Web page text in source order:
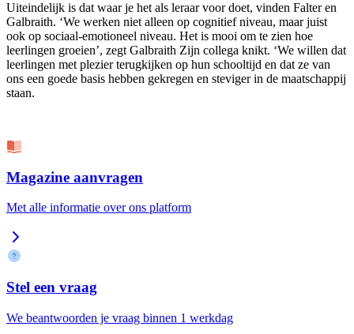
Uiteindelijk is dat waar je het als leraar voor doet, vinden Falter en
Galbraith. ‘We werken niet alleen op cognitief niveau, maar juist
ook op sociaal-emotioneel niveau. Het is mooi om te zien hoe
leerlingen groeien’, zegt Galbraith Zijn collega knikt. ‘We willen dat
leerlingen met plezier terugkijken op hun schooltijd en dat ze van
ons een goede basis hebben gekregen en steviger in de maatschappij
staan.
Magazine aanvragen
Met alle informatie over ons platform
Stel een vraag
We beantwoorden je vraag binnen 1 werkdag